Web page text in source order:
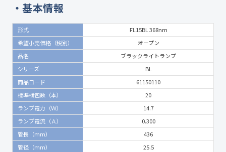
基本情報
形式
FL15BL 368nm
希望小売価格（税別）
オープン
品名
ブラックライトランプ
シリーズ
BL
商品コード
61150110
標準梱包数（本）
20
ランプ電力（Ｗ）
14.7
ランプ電流（Ａ）
0.300
管長（mm）
436
管径（mm）
25.5